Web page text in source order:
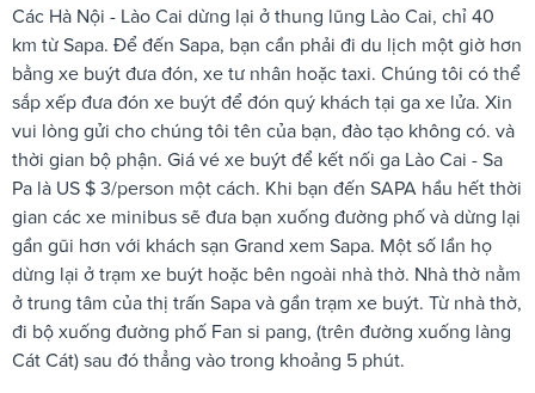
Các Hà Nội - Lào Cai dừng lại ở thung lũng Lào Cai, chỉ 40
km từ Sapa. Để đến Sapa, bạn cần phải đi du lịch một giờ hơn
bằng xe buýt đưa đón, xe tư nhân hoặc taxi. Chúng tôi có thể
sắp xếp đưa đón xe buýt để đón quý khách tại ga xe lửa. Xin
vui lòng gửi cho chúng tôi tên của bạn, đào tạo không có. và
thời gian bộ phận. Giá vé xe buýt để kết nối ga Lào Cai - Sa
Pa là US $ 3/person một cách. Khi bạn đến SAPA hầu hết thời
gian các xe minibus sẽ đưa bạn xuống đường phố và dừng lại
gần gũi hơn với khách sạn Grand xem Sapa. Một số lần họ
dừng lại ở trạm xe buýt hoặc bên ngoài nhà thờ. Nhà thờ nằm
​​ở trung tâm của thị trấn Sapa và gần trạm xe buýt. Từ nhà thờ,
đi bộ xuống đường phố Fan si pang, (trên đường xuống làng
Cát Cát) sau đó thẳng vào trong khoảng 5 phút.